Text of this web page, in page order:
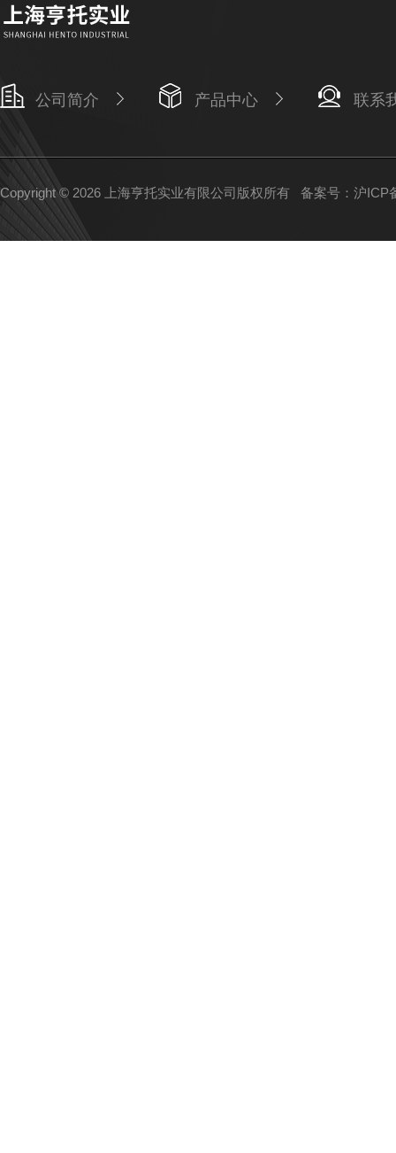
公司简介 产品中心 联系
Copyright © 2026 上海亨托实业有限公司版权所有 备案号：沪ICP